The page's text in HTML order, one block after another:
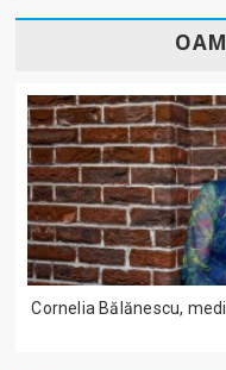
Cornelia Bălănescu,